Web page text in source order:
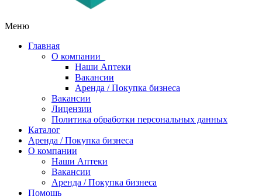
Меню
Главная
О компании
Наши Аптеки
Вакансии
Аренда / Покупка бизнеса
Вакансии
Лицензии
Политика обработки персональных данных
Каталог
Аренда / Покупка бизнеса
О компании
Наши Аптеки
Вакансии
Аренда / Покупка бизнеса
Помощь